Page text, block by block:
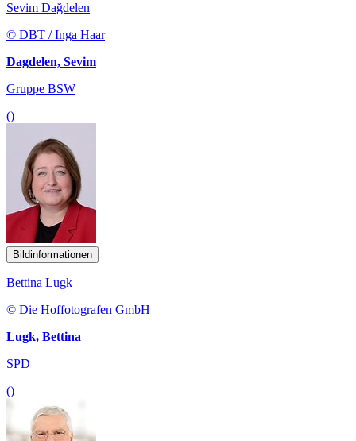
Sevim Dağdelen
© DBT / Inga Haar
Dagdelen, Sevim
Gruppe BSW
()
Bildinformationen
Bettina Lugk
© Die Hoffotografen GmbH
Lugk, Bettina
SPD
()